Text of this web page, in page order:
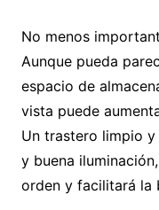
No menos
Aunque pueda
espacio de
vista puede
Un trastero limpio
y buena
orden y facilitará la